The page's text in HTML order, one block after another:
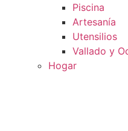
Piscina
Artesanía
Utensilios
Vallado y
Hogar